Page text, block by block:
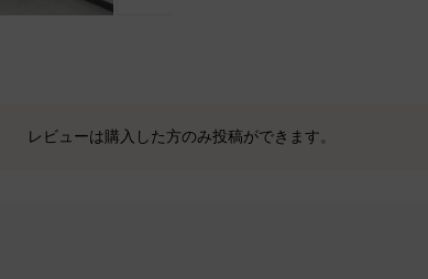
レビューは購入した方のみ投稿ができます。